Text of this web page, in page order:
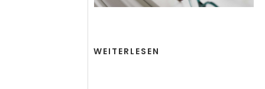
WEITERLESEN